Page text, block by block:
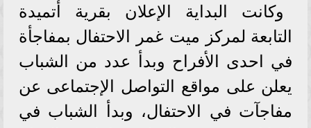
وكانت البداية الإعلان بقرية أتميدة
التابعة لمركز ميت غمر الاحتفال بمفاجأة
في احدى الأفراح وبدأ عدد من الشباب
يعلن على مواقع التواصل الإجتماعى عن
مفاجآت في الاحتفال، وبدأ الشباب في